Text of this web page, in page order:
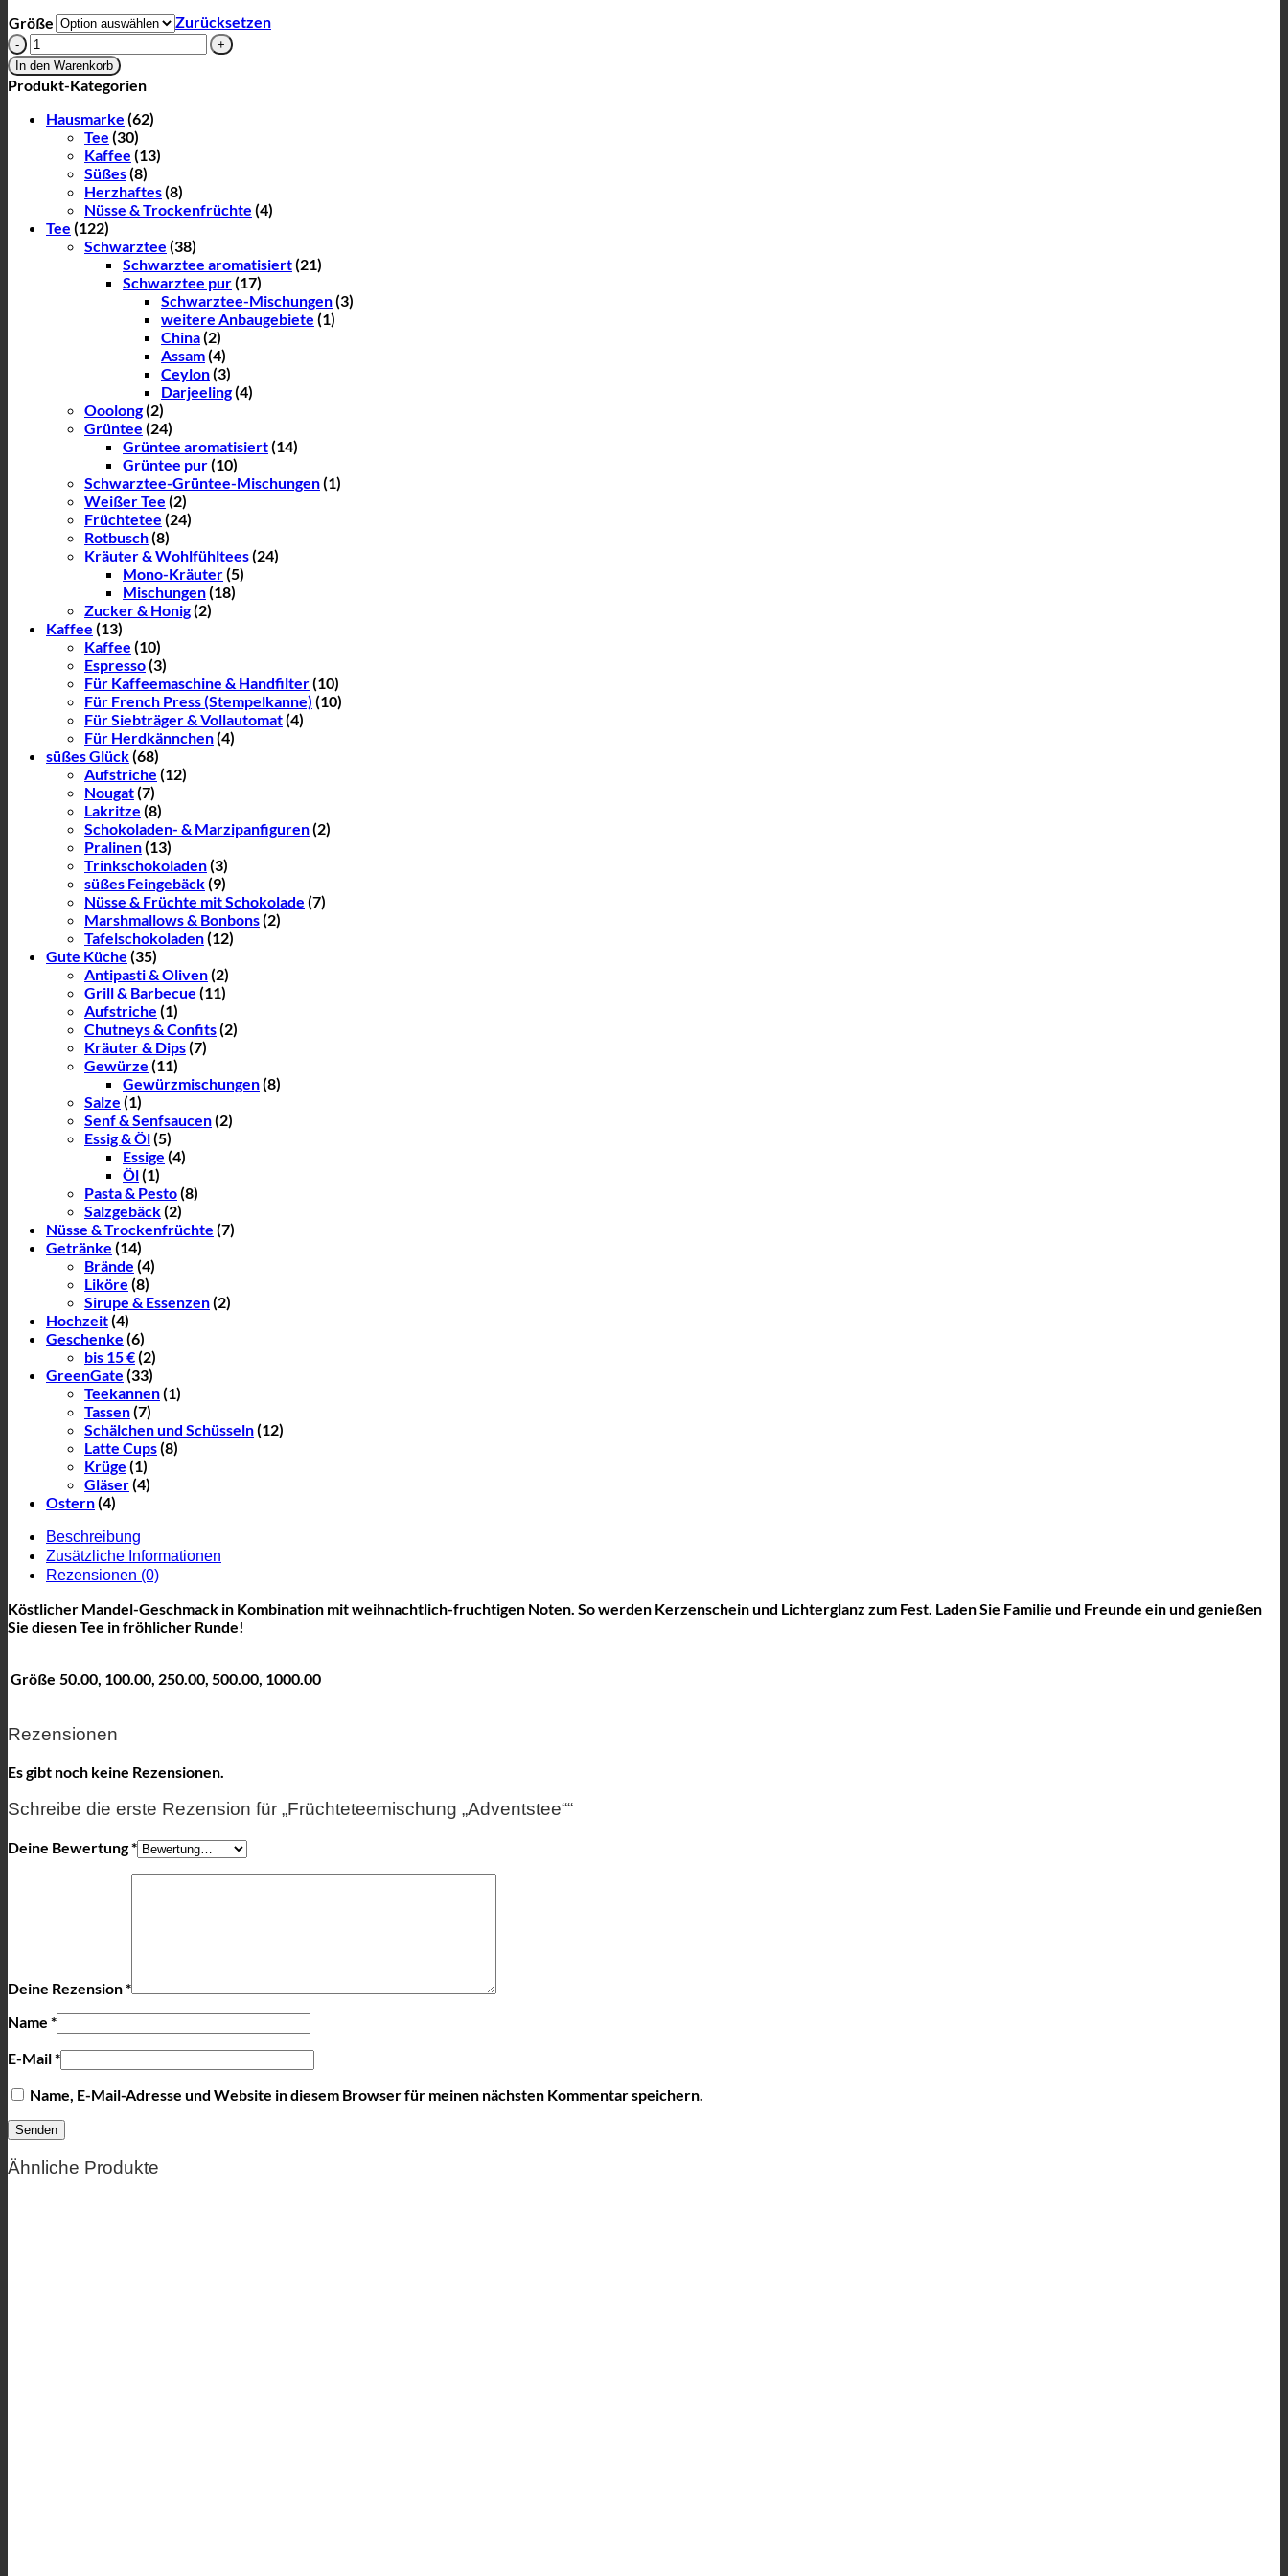
Größe
Zurücksetzen
Früchteteemischung
"Adventstee"
Menge
In den Warenkorb
Produkt-Kategorien
Hausmarke (62)
Tee (30)
Kaffee (13)
Süßes(8)
Herzhaftes(8)
Nüsse & Trockenfrüchte (4)
Tee (122)
Schwarztee (38)
Schwarztee aromatisiert(21)
Schwarztee pur(17)
Schwarztee-Mischungen(3)
weitere Anbaugebiete (1)
China(2)
Assam(4)
Ceylon(3)
Darjeeling(4)
Ooolong(2)
Grüntee (24)
Grüntee aromatisiert(14)
Grüntee pur(10)
Schwarztee-Grüntee-Mischungen(1)
Weißer Tee (2)
Früchtetee (24)
Rotbusch(8)
Kräuter & Wohlfühltees(24)
Mono-Kräuter(5)
Mischungen(18)
Zucker & Honig(2)
Kaffee (13)
Kaffee (10)
Espresso(3)
Für Kaffeemaschine & Handfilter(10)
Für French Press (Stempelkanne) (10)
Für Siebträger & Vollautomat(4)
Für Herdkännchen(4)
süßes Glück(68)
Aufstriche (12)
Nougat(7)
Lakritze (8)
Schokoladen- & Marzipanfiguren(2)
Pralinen(13)
Trinkschokoladen(3)
süßes Feingebäck(9)
Nüsse & Früchte mit Schokolade (7)
Marshmallows & Bonbons(2)
Tafelschokoladen(12)
Gute Küche (35)
Antipasti & Oliven(2)
Grill & Barbecue (11)
Aufstriche (1)
Chutneys & Confits(2)
Kräuter & Dips(7)
Gewürze (11)
Gewürzmischungen(8)
Salze (1)
Senf & Senfsaucen(2)
Essig & Öl(5)
Essige (4)
Öl(1)
Pasta & Pesto(8)
Salzgebäck(2)
Nüsse & Trockenfrüchte (7)
Getränke (14)
Brände (4)
Liköre (8)
Sirupe & Essenzen(2)
Hochzeit(4)
Geschenke (6)
bis 15 €(2)
GreenGate (33)
Teekannen(1)
Tassen(7)
Schälchen und Schüsseln(12)
Latte Cups(8)
Krüge (1)
Gläser(4)
Ostern(4)
Beschreibung
Zusätzliche Informationen
Rezensionen (0)
Köstlicher Mandel-Geschmack in Kombination mit weihnachtlich-fruchtigen Noten. So werden Kerzenschein und Lichterglanz zum Fest. Laden Sie Familie und Freunde ein und genießen
Sie diesen Tee in fröhlicher Runde!
Größe 50.00, 100.00, 250.00, 500.00, 1000.00
Rezensionen
Es gibt noch keine Rezensionen.
Schreibe die erste Rezension für „Früchteteemischung „Adventstee““
Deine Bewertung*
Deine Rezension*
Name *
E-Mail*
Name, E-Mail-Adresse und Website in diesem Browser für meinen nächsten Kommentar speichern.
Ähnliche Produkte